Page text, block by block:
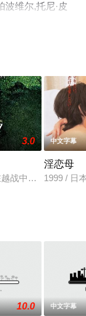
波维尔,托尼·皮
，手机免费在线
等平台了解。
男孩和太子男孩之
3.0
战中犯下杀孽的
中文字幕
淫恋母
1999 / 日
10.0 中文字幕